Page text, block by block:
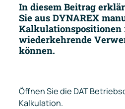
In diesem Beitrag
Sie aus DYNAREX
Kalkulationspositionen
wiederkehrende
können.
Öffnen Sie die DAT
Kalkulation.